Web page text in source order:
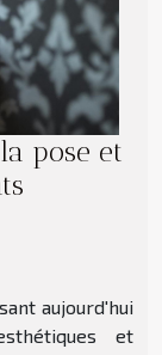
pose et
aujourd'hui
et